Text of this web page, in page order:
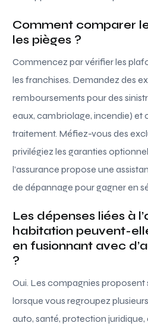
Comment comparer
les pièges ?
Commencez par vérifier les
les franchises. Demandez des
remboursements pour des
eaux, cambriolage, incendie) et
traitement. Méfiez-vous des
privilégiez les garanties
l’assurance propose une
de dépannage pour gagner en
Les dépenses liées à
habitation peuvent-
en fusionnant avec
?
Oui. Les compagnies
lorsque vous regroupez
auto, santé, protection